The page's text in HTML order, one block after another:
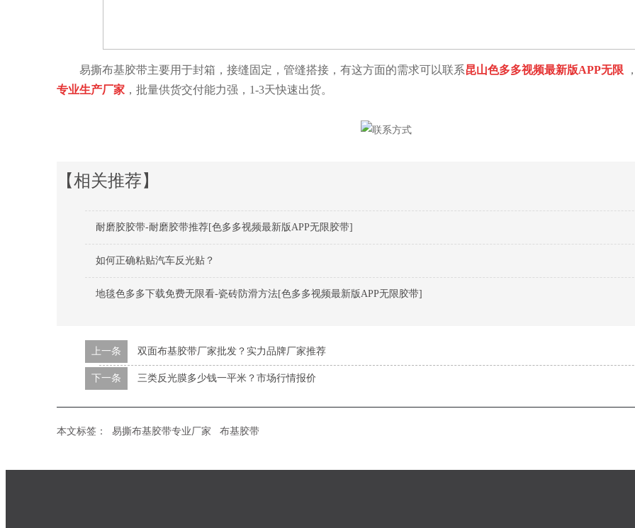
易撕布基胶带主要用于封箱，接缝固定，管缝搭接，有这方面的需求可以联系昆山色多多视频最新版APP无限
专业生产厂家 ，批量供货交付能力强， 1-3天快速出货。
【相关推荐】
耐磨胶胶带-耐磨胶带推荐[色多多视频最新版APP无限胶带]
如何正确粘贴汽车反光贴？
地毯色多多下载免费无限看-瓷砖防滑方法[色多多视频最新版APP无限胶带]
上一条 双面布基胶带厂家批发？实力品牌厂家推荐
下一条 三类反光膜多少钱一平米？市场行情报价
本文标签： 易撕布基胶带专业厂家 布基胶带